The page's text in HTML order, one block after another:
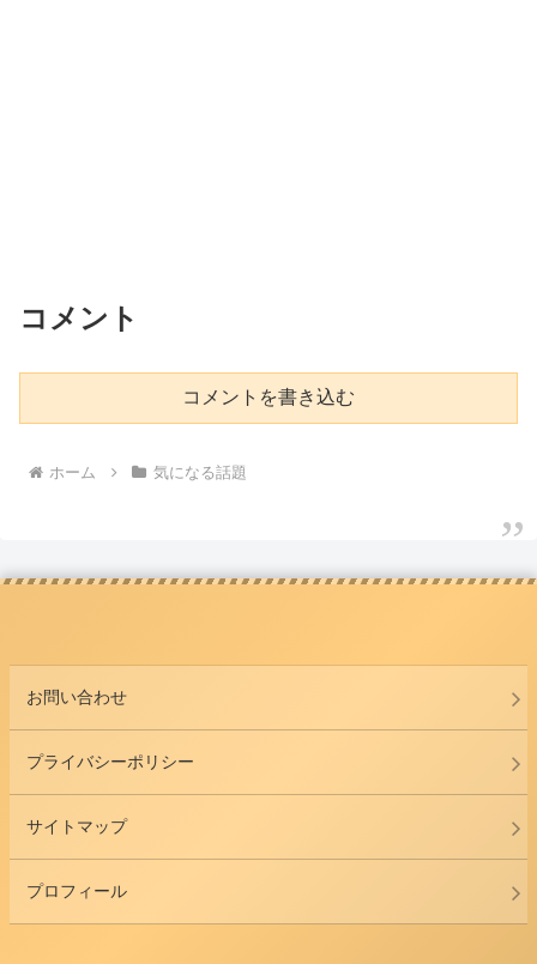
コメント
コメントを書き込む
ホーム 気になる話題
お問い合わせ
プライバシーポリシー
サイトマップ
プロフィール